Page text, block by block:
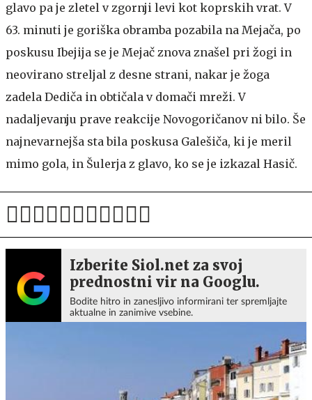
glavo pa je zletel v zgornji levi kot koprskih vrat. V
63. minuti je goriška obramba pozabila na Mejača, po
poskusu Ibejija se je Mejač znova znašel pri žogi in
neovirano streljal z desne strani, nakar je žoga
zadela Dediča in obtičala v domači mreži. V
nadaljevanju prave reakcije Novogoričanov ni bilo. Še
najnevarnejša sta bila poskusa Galešiča, ki je meril
mimo gola, in Šulerja z glavo, ko se je izkazal Hasič.
Izberite Siol.net za svoj
prednostni vir na Googlu.
Bodite hitro in zanesljivo informirani ter spremljajte
aktualne in zanimive vsebine.